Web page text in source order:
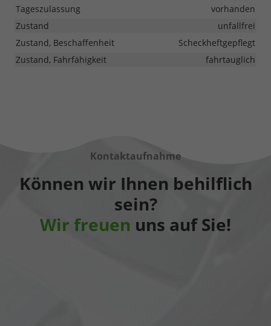
Tageszulassung
vorhanden
Zustand
unfallfrei
Zustand, Beschaffenheit
Scheckheftgepflegt
Zustand, Fahrfähigkeit
fahrtauglich
Kontaktaufnahme
Können wir Ihnen behilflich
sein?
Wir freuen uns auf Sie!